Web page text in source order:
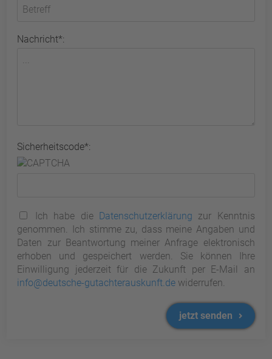
Nachricht*:
Sicherheitscode*:
Ich habe die Datenschutzerklärung zur Kenntnis
genommen. Ich stimme zu, dass meine Angaben und
Daten zur Beantwortung meiner Anfrage elektronisch
erhoben und gespeichert werden. Sie können Ihre
Einwilligung jederzeit für die Zukunft per E-Mail an
info@deutsche-gutachterauskunft.de widerrufen.
jetzt senden